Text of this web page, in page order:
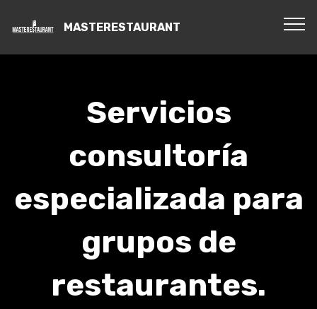
MASTERESTAURANT
Servicios
consultoría
especializada para
grupos de
restaurantes.